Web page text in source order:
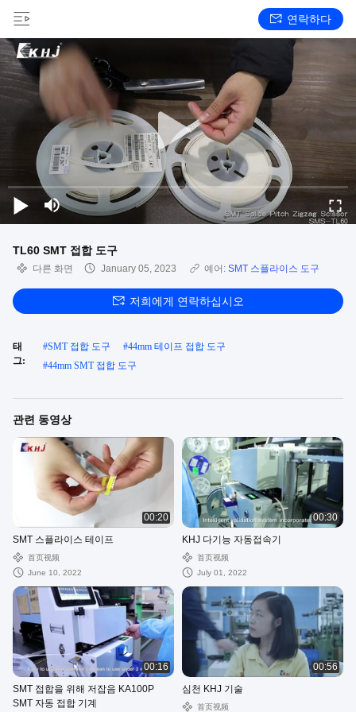
연락하다
TL60 SMT 접합 도구
다른 화면 January 05, 2023 예어: SMT 스플라이스 도구
저희에게 연락하십시오
태
그:
#SMT 접합 도구 #44mm 테이프 접합 도구
#44mm SMT 접합 도구
관련 동영상
00:20
SMT 스플라이스 테이프
首页视频
June 10, 2022
00:30
KHJ 다기능 자동접속기
首页视频
July 01, 2022
00:16
SMT 접합을 위해 저잡음 KA100P
SMT 자동 접합 기계
00:56
심천 KHJ 기술
首页视频